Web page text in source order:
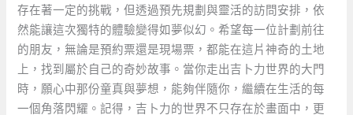
存在著一定的挑戰，但透過預先規劃與靈活的訪問安排，依
然能讓這次獨特的體驗變得如夢似幻。希望每一位計劃前往
的朋友，無論是預約票還是現場票，都能在這片神奇的土地
上，找到屬於自己的奇妙故事。當你走出吉卜力世界的大門
時，願心中那份童真與夢想，能夠伴隨你，繼續在生活的每
一個角落閃耀。記得，吉卜力的世界不只存在於畫面中，更